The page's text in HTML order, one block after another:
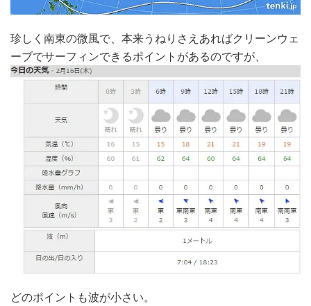
珍しく南東の微風で、本来うねりさえあればクリーンウェ
ーブでサーフィンできるポイントがあるのですが、
どのポイントも波が小さい。